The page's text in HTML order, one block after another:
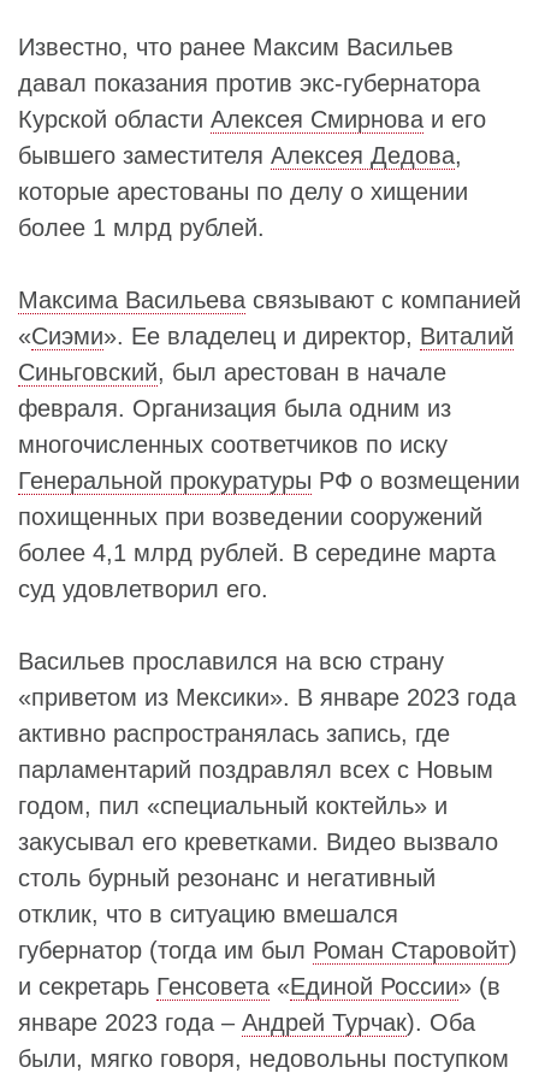
Известно, что ранее Максим Васильев
давал показания против экс-губернатора
Курской области Алексея Смирнова и его
бывшего заместителя Алексея Дедова,
которые арестованы по делу о хищении
более 1 млрд рублей.
Максима Васильева связывают с компанией
«Сиэми». Ее владелец и директор, Виталий
Синьговский, был арестован в начале
февраля. Организация была одним из
многочисленных соответчиков по иску
Генеральной прокуратуры РФ о возмещении
похищенных при возведении сооружений
более 4,1 млрд рублей. В середине марта
суд удовлетворил его.
Васильев прославился на всю страну
«приветом из Мексики». В январе 2023 года
активно распространялась запись, где
парламентарий поздравлял всех с Новым
годом, пил «специальный коктейль» и
закусывал его креветками. Видео вызвало
столь бурный резонанс и негативный
отклик, что в ситуацию вмешался
губернатор (тогда им был Роман Старовойт)
и секретарь Генсовета «Единой России» (в
январе 2023 года – Андрей Турчак). Оба
были, мягко говоря, недовольны поступком